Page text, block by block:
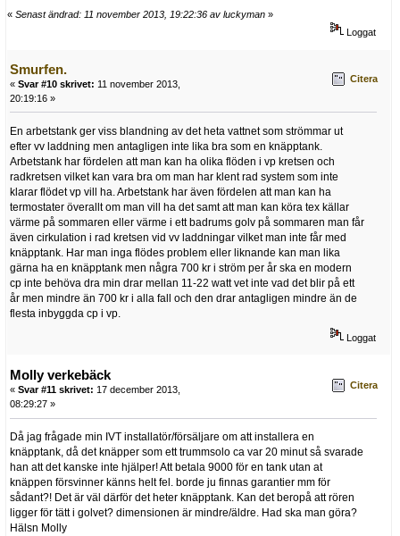
« Senast ändrad: 11 november 2013, 19:22:36 av luckyman »
Loggat
Smurfen.
« Svar #10 skrivet: 11 november 2013,
20:19:16 »
Citera
En arbetstank ger viss blandning av det heta vattnet som strömmar ut
efter vv laddning men antagligen inte lika bra som en knäpptank.
Arbetstank har fördelen att man kan ha olika flöden i vp kretsen och
radkretsen vilket kan vara bra om man har klent rad system som inte
klarar flödet vp vill ha. Arbetstank har även fördelen att man kan ha
termostater överallt om man vill ha det samt att man kan köra tex källar
värme på sommaren eller värme i ett badrums golv på sommaren man får
även cirkulation i rad kretsen vid vv laddningar vilket man inte får med
knäpptank. Har man inga flödes problem eller liknande kan man lika
gärna ha en knäpptank men några 700 kr i ström per år ska en modern
cp inte behöva dra min drar mellan 11-22 watt vet inte vad det blir på ett
år men mindre än 700 kr i alla fall och den drar antagligen mindre än de
flesta inbyggda cp i vp.
Loggat
Molly verkebäck
« Svar #11 skrivet: 17 december 2013,
08:29:27 »
Citera
Då jag frågade min IVT installatör/försäljare om att installera en
knäpptank, då det knäpper som ett trummsolo ca var 20 minut så svarade
han att det kanske inte hjälper! Att betala 9000 för en tank utan at
knäppen försvinner känns helt fel. borde ju finnas garantier mm för
sådant?! Det är väl därför det heter knäpptank. Kan det beropå att rören
ligger för tätt i golvet? dimensionen är mindre/äldre. Had ska man göra?
Hälsn Molly